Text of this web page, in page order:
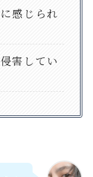
感じられ
害してい